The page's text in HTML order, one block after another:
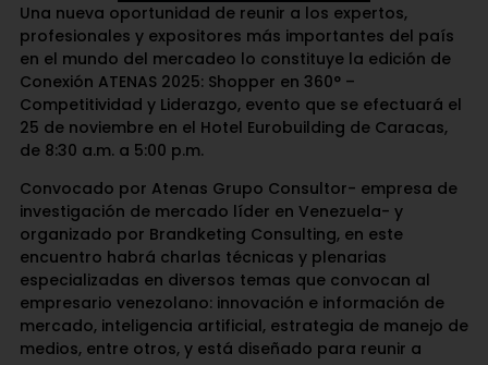
Una nueva oportunidad de reunir a los expertos,
profesionales y expositores más importantes del país
en el mundo del mercadeo lo constituye la edición de
Conexión ATENAS 2025: Shopper en 360° –
Competitividad y Liderazgo, evento que se efectuará el
25 de noviembre en el Hotel Eurobuilding de Caracas,
de 8:30 a.m. a 5:00 p.m.
Convocado por Atenas Grupo Consultor- empresa de
investigación de mercado líder en Venezuela- y
organizado por Brandketing Consulting, en este
encuentro habrá charlas técnicas y plenarias
especializadas en diversos temas que convocan al
empresario venezolano: innovación e información de
mercado, inteligencia artificial, estrategia de manejo de
medios, entre otros, y está diseñado para reunir a